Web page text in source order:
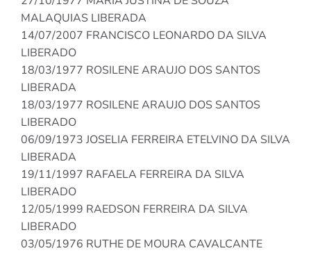
MALAQUIAS LIBERADA
14/07/2007 FRANCISCO LEONARDO DA SILVA
LIBERADO
18/03/1977 ROSILENE ARAUJO DOS SANTOS
LIBERADA
18/03/1977 ROSILENE ARAUJO DOS SANTOS
LIBERADO
06/09/1973 JOSELIA FERREIRA ETELVINO DA SILVA
LIBERADA
19/11/1997 RAFAELA FERREIRA DA SILVA
LIBERADO
12/05/1999 RAEDSON FERREIRA DA SILVA
LIBERADO
03/05/1976 RUTHE DE MOURA CAVALCANTE